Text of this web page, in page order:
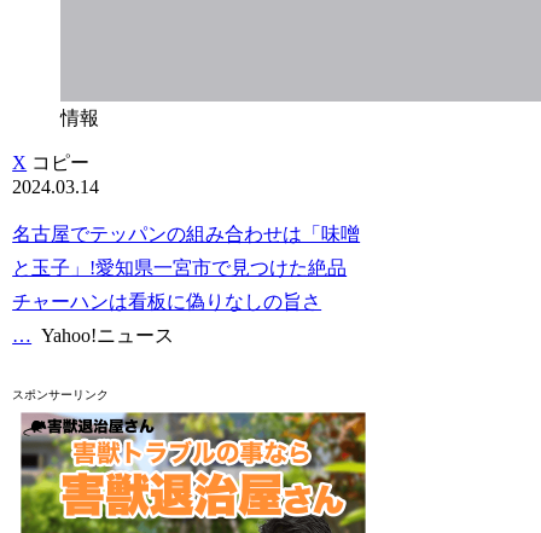
情報
X コピー
2024.03.14
名古屋でテッパンの組み合わせは「味噌
と玉子」!愛知県一宮市で見つけた絶品
チャーハンは看板に偽りなしの旨さ
… Yahoo!ニュース
スポンサーリンク